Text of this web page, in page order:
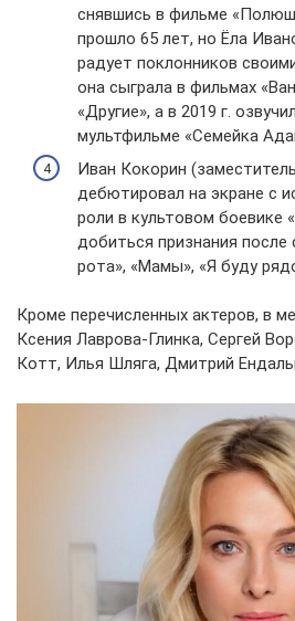
снявшись в фильме
прошло 65 лет, но Ёла
радует поклонников
она сыграла в фильмах
«Другие», а в 2019 г.
мультфильме «Семейка
Иван Кокорин
дебютировал на экране с
роли в культовом боевике
добиться признания после
рота», «Мамы», «Я буду
Кроме перечисленных актеров, в
Ксения Лаврова-Глинка, Сергей
Котт, Илья Шляга, Дмитрий